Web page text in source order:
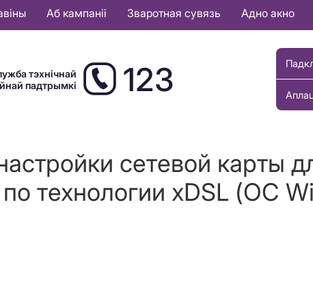
Аб кампаніі Зваротная сувязь Адно акно
тэхнічнай
падтрымкі
123
сетевой карты
технологии хDSL (ОС